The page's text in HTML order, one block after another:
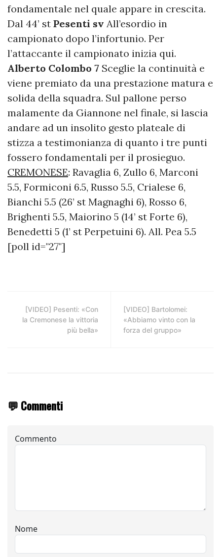
fondamentale nel quale appare in crescita.
Dal 44’ st Pesenti sv All’esordio in
campionato dopo l’infortunio. Per
l’attaccante il campionato inizia qui.
Alberto Colombo 7 Sceglie la continuità e
viene premiato da una prestazione matura e
solida della squadra. Sul pallone perso
malamente da Giannone nel finale, si lascia
andare ad un insolito gesto plateale di
stizza a testimonianza di quanto i tre punti
fossero fondamentali per il prosieguo.
CREMONESE: Ravaglia 6, Zullo 6, Marconi
5.5, Formiconi 6.5, Russo 5.5, Crialese 6,
Bianchi 5.5 (26’ st Magnaghi 6), Rosso 6,
Brighenti 5.5, Maiorino 5 (14’ st Forte 6),
Benedetti 5 (1’ st Perpetuini 6). All. Pea 5.5
[poll id="27"]
[VIDEO] Pesenti: «Con
la Cremonese la vittoria
più bella»
[VIDEO] Bartolomei:
«Abbiamo vinto con la
forza del gruppo»
💬 Commenti